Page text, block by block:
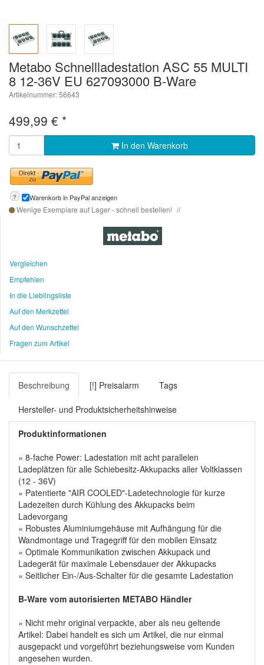
Metabo Schnellladestation ASC 55 MULTI
8 12-36V EU 627093000 B-Ware
Artikelnummer: 56643
499,99 € *
In den Warenkorb
? Warenkorb in PayPal anzeigen
Wenige Exemplare auf Lager - schnell bestellen!
Vergleichen
Empfehlen
In die Lieblingsliste
Auf den Merkzettel
Auf den Wunschzettel
Fragen zum Artikel
Beschreibung [!] Preisalarm Tags
Hersteller- und Produktsicherheitshinweise
Produktinformationen
» 8-fache Power: Ladestation mit acht parallelen
Ladeplätzen für alle Schiebesitz-Akkupacks aller Voltklassen
(12 - 36V)
» Patentierte "AIR COOLED"-Ladetechnologie für kurze
Ladezeiten durch Kühlung des Akkupacks beim
Ladevorgang
» Robustes Aluminiumgehäuse mit Aufhängung für die
Wandmontage und Tragegriff für den mobilen Einsatz
» Optimale Kommunikation zwischen Akkupack und
Ladegerät für maximale Lebensdauer der Akkupacks
» Seitlicher Ein-/Aus-Schalter für die gesamte Ladestation
B-Ware vom autorisierten METABO Händler
» Nicht mehr original verpackte, aber als neu geltende
Artikel: Dabei handelt es sich um Artikel, die nur einmal
ausgepackt und vorgeführt beziehungsweise vom Kunden
angesehen wurden.